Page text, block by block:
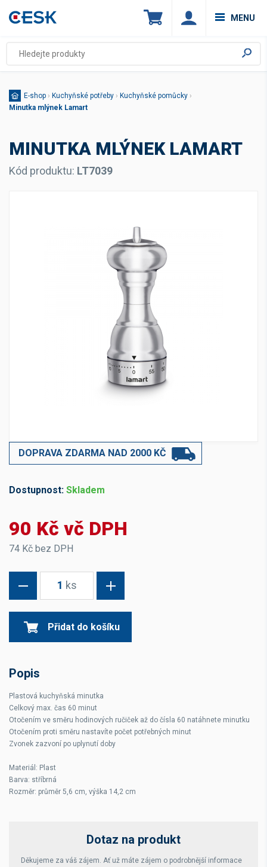
MENU
E-shop › Kuchyňské potřeby › Kuchyňské pomůcky ›
Minutka mlýnek Lamart
MINUTKA MLÝNEK LAMART
Kód produktu: LT7039
DOPRAVA ZDARMA NAD 2000 KČ
Dostupnost: Skladem
90 Kč vč DPH
74 Kč bez DPH
1 ks
Přidat do košíku
Popis
Plastová kuchyňská minutka
Celkový max. čas 60 minut
Otočením ve směru hodinových ručiček až do čísla 60 natáhnete minutku
Otočením proti směru nastavíte počet potřebných minut
Zvonek zazvoní po uplynutí doby
Materiál: Plast
Barva: stříbrná
Rozměr: průměr 5,6 cm, výška 14,2 cm
Dotaz na produkt
Děkujeme za váš zájem. Ať už máte zájem o podrobnější informace